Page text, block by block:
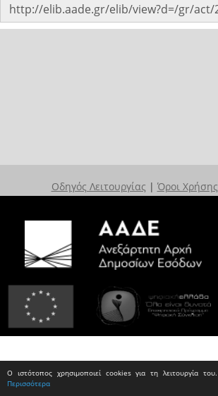
Ο ιστότοπος χρησιμοποιεί cookies για τη λειτουργία του.
Περισσότερα
Οδηγός Λειτουργίας | Όροι Χρήσης